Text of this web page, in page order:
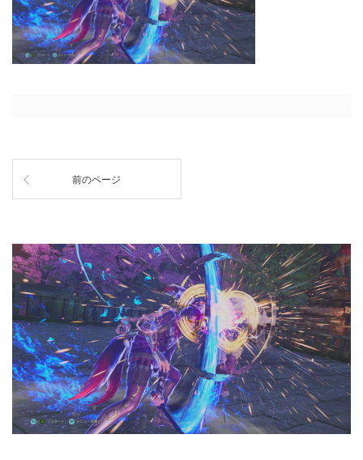
前のページ